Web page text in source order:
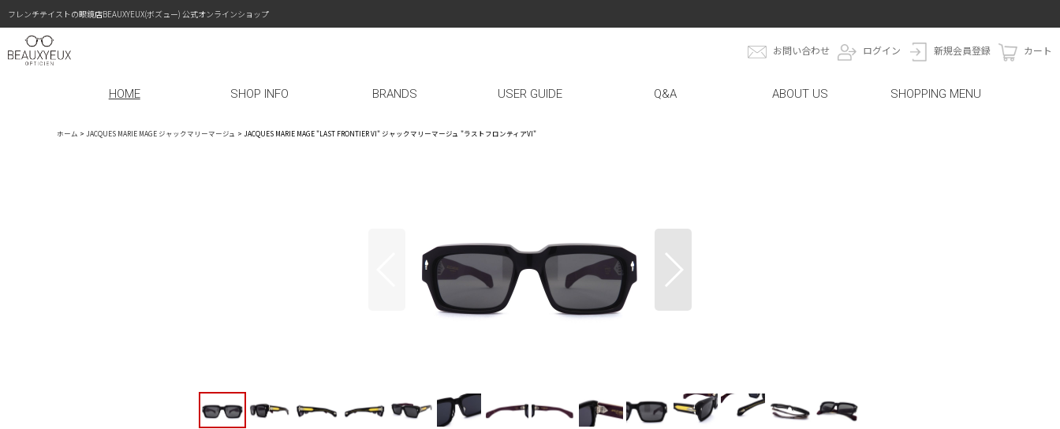
フレンチテイストの眼鏡店BEAUXYEUX(ボズュー) 公式オンラインショップ
お問い合わせ ログイン 新規会員登録 カート
HOME SHOP INFO BRANDS USER GUIDE Q&A ABOUT US SHOPPING MENU
ホーム > JACQUES MARIE MAGE ジャックマリーマージュ > JACQUES MARIE MAGE "LAST FRONTIER VI" ジャックマリーマージュ "ラストフロンティアVI"